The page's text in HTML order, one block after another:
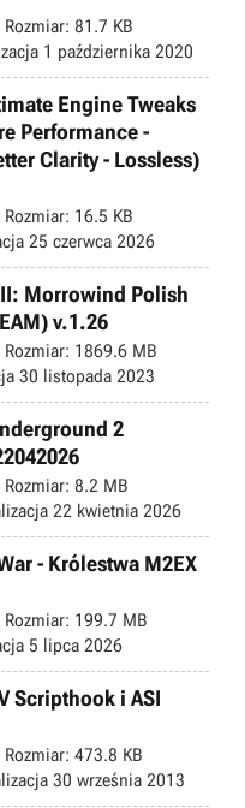
Rozmiar: 81.7 KB
1 października 2020
Engine Tweaks
Performance -
Clarity - Lossless)
Rozmiar: 16.5 KB
25 czerwca 2026
Morrowind Polish
v.1.26
Rozmiar: 1869.6 MB
30 listopada 2023
2
Rozmiar: 8.2 MB
22 kwietnia 2026
- Królestwa M2EX
Rozmiar: 199.7 MB
5 lipca 2026
Scripthook i ASI
Rozmiar: 473.8 KB
30 września 2013